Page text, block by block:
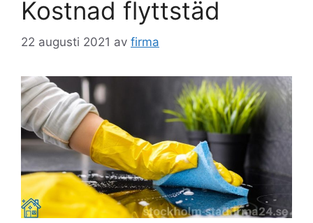
Kostnad flyttstäd
22 augusti 2021 av firma